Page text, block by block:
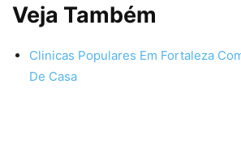
Veja Também
Clinicas Populares Em Fortaleza
De Casa